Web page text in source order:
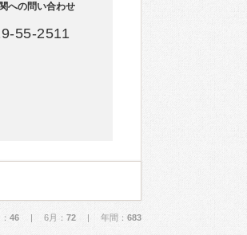
への問い合わせ
55-2511
46 | 6月： 72 | 年間： 683